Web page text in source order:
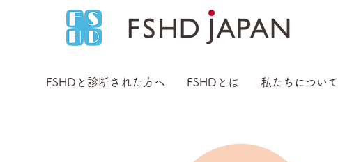
FSHDと診断された方へ FSHDとは 私たちについて